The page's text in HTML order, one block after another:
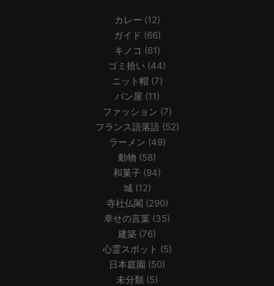
カレー (12)
ガイド (66)
キノコ (61)
ゴミ拾い (44)
ニット帽 (7)
パン屋 (11)
ファッション (7)
フランス語落語 (52)
ラーメン (49)
動物 (58)
和菓子 (94)
城(12)
寺社仏閣 (290)
幸せの言葉 (35)
建築 (76)
心霊スポット (5)
日本庭園 (50)
未分類 (5)